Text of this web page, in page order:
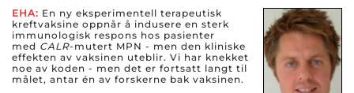
EHA: En ny eksperimentell terapeutisk
kreftvaksine oppnår å indusere en sterk
immunologisk respons hos pasienter
med CALR-mutert MPN - men den kliniske
effekten av vaksinen uteblir. Vi har knekket
noe av koden - men det er fortsatt langt til
målet, antar én av forskerne bak vaksinen.